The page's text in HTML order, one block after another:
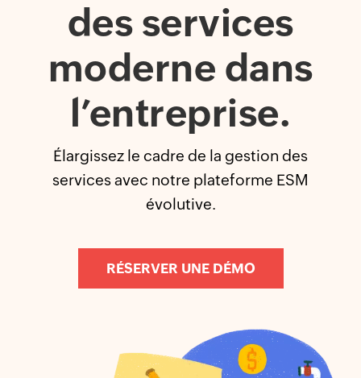
des services
moderne dans
l’entreprise.
Élargissez le cadre de la gestion des
services avec notre plateforme ESM
évolutive.
RÉSERVER UNE DÉMO